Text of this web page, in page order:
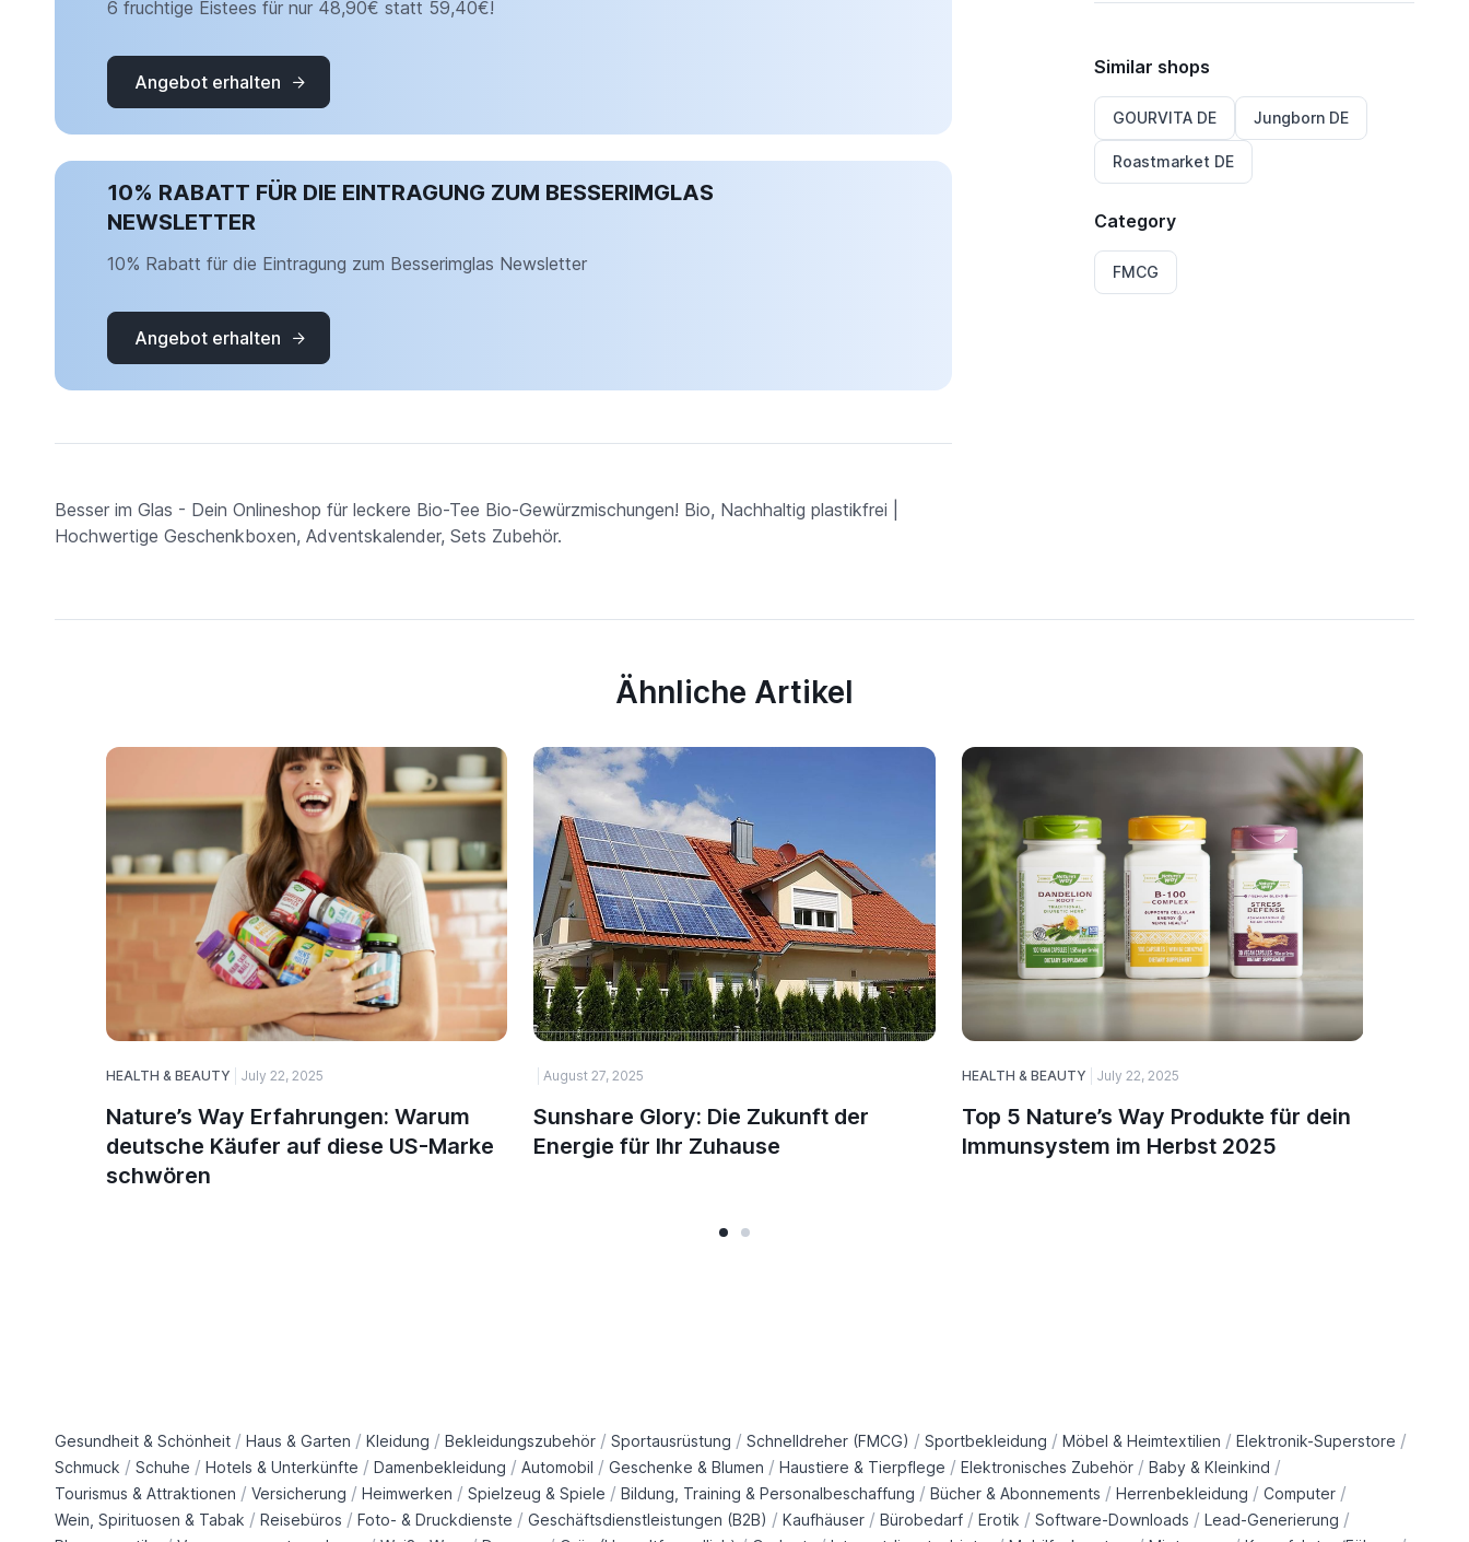
6 fruchtige Eistees für nur 48,90€ statt 59,40€!
Angebot erhalten
10% RABATT FÜR DIE EINTRAGUNG ZUM BESSERIMGLAS
NEWSLETTER
10% Rabatt für die Eintragung zum Besserimglas Newsletter
Angebot erhalten
Besser im Glas - Dein Onlineshop für leckere Bio-Tee Bio-Gewürzmischungen! Bio, Nachhaltig plastikfrei |
Hochwertige Geschenkboxen, Adventskalender, Sets Zubehör.
Similar shops
GOURVITA DE Jungborn DE
Roastmarket DE
Category
FMCG
Ähnliche Artikel
HEALTH & BEAUTY July 22, 2025
Nature’s Way Erfahrungen: Warum
deutsche Käufer auf diese US-Marke
schwören
August 27, 2025
Sunshare Glory: Die Zukunft der
Energie für Ihr Zuhause
HEALTH & BEAUTY July 22, 2025
Top 5 Nature’s Way Produkte für dein
Immunsystem im Herbst 2025
Gesundheit & Schönheit / Haus & Garten / Kleidung / Bekleidungszubehör / Sportausrüstung / Schnelldreher (FMCG) / Sportbekleidung / Möbel & Heimtextilien / Elektronik-Superstore /
Schmuck / Schuhe / Hotels & Unterkünfte / Damenbekleidung / Automobil / Geschenke & Blumen / Haustiere & Tierpflege / Elektronisches Zubehör / Baby & Kleinkind /
Tourismus & Attraktionen / Versicherung / Heimwerken / Spielzeug & Spiele / Bildung, Training & Personalbeschaffung / Bücher & Abonnements / Herrenbekleidung / Computer /
Wein, Spirituosen & Tabak / Reisebüros / Foto- & Druckdienste / Geschäftsdienstleistungen (B2B) / Kaufhäuser / Bürobedarf / Erotik / Software-Downloads / Lead-Generierung /